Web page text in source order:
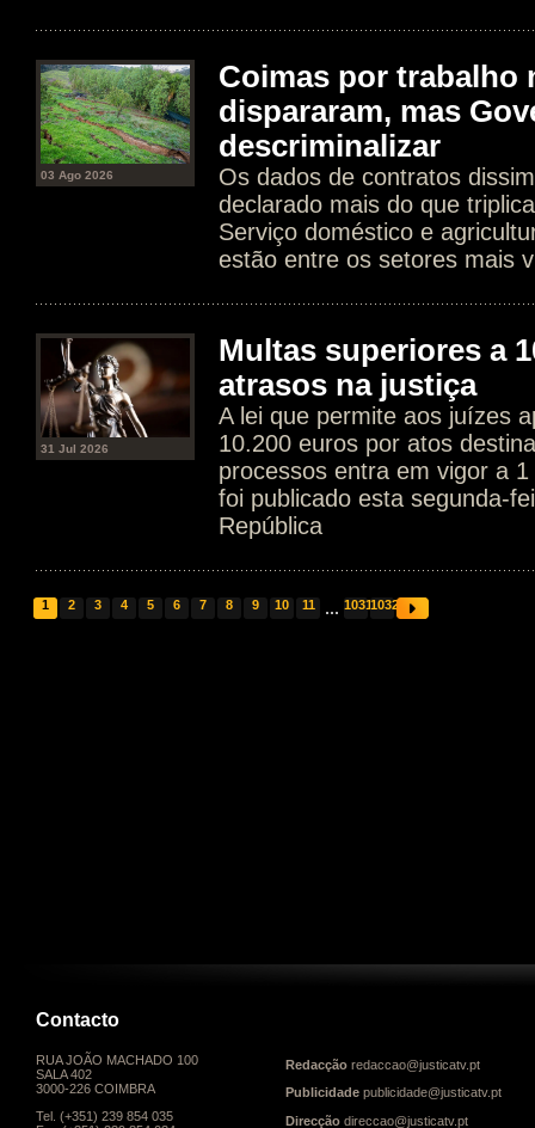
03 Ago 2026
Coimas por trabalho
dispararam, mas
descriminalizar
Os dados de contratos
declarado mais do que
Serviço doméstico e
estão entre os setores mais
31 Jul 2026
Multas superiores a
atrasos na justiça
A lei que permite aos juízes
10.200 euros por atos
processos entra em vigor a
foi publicado esta segunda-
República
1 2 3 4 5 6 7 8 9 10 11 ... 10311032
Contacto
RUA JOÃO MACHADO 100
SALA 402
3000-226 COIMBRA
Tel. (+351) 239 854 035
Redacção redaccao@justicatv.pt
Publicidade publicidade@justicatv.pt
Direcção direccao@justicatv.pt